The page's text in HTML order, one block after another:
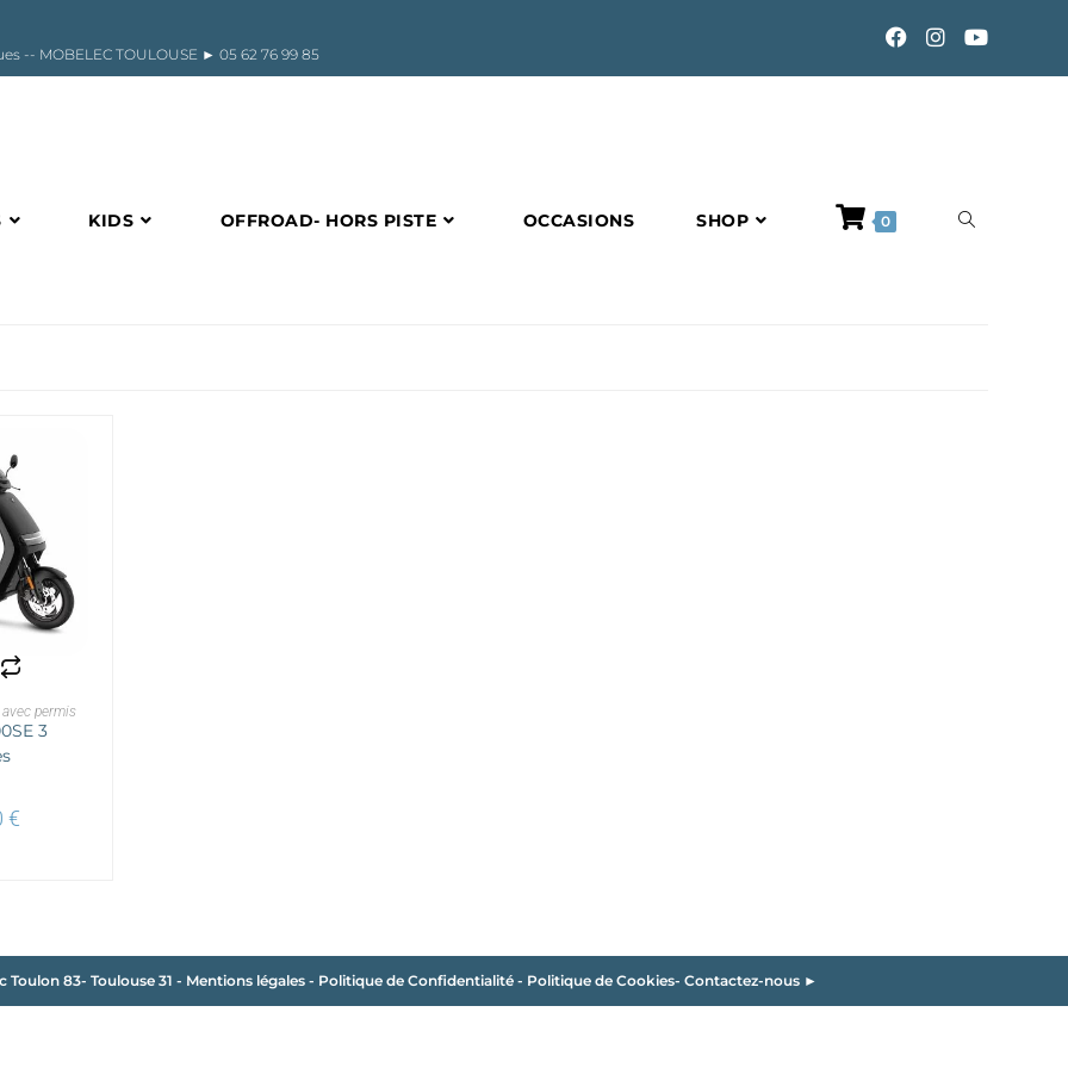
-- MOBELEC TOULOUSE ► 05 62 76 99 85
KIDS OFFROAD- HORS PISTE OCCASIONS SHOP 0 TOGGLE
permis
3
€
Toulon 83- Toulouse 31 - Mentions légales- Politique de Confidentialité- Politique de Cookies- Contactez-nous ►